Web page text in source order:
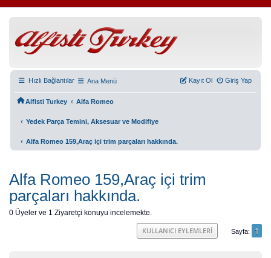
Hızlı Bağlantılar Ana Menü Giriş Yap
Kayıt Ol
Alfisti Turkey ‹ Alfa Romeo
‹ Yedek Parça Temini, Aksesuar ve Modifiye
‹ Alfa Romeo 159,Araç içi trim parçaları hakkında.
Alfa Romeo 159,Araç içi trim
parçaları hakkında.
0 Üyeler ve 1 Ziyaretçi konuyu incelemekte.
Sayfa 1
KULLANICI EYLEMLERI